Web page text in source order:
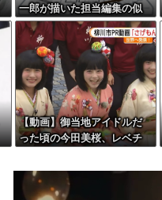
一郎が描いた担当編集の似
顔絵「ムダに東大卒」
【動画】御当地アイドルだ
った頃の今田美桜、レベチ
ｗｗｗｗｗｗ